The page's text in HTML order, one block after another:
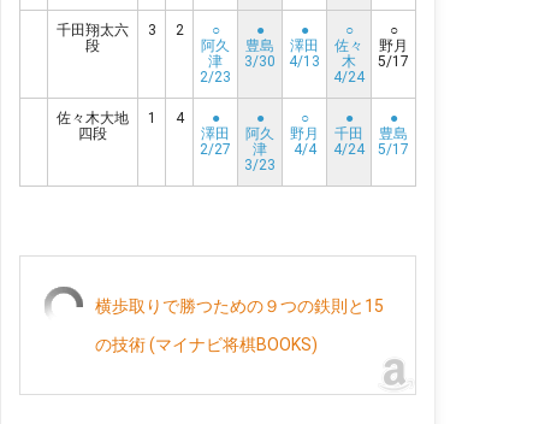
千田翔太六
段
3 2
○
阿久
津
2/23
●
豊島
3/30
●
澤田
4/13
○
佐々
木
4/24
○
野月
5/17
佐々木大地
四段
1 4
●
澤田
2/27
●
阿久
津
3/23
○
野月
4/4
●
千田
4/24
●
豊島
5/17
横歩取りで勝つための９つの鉄則と15
の技術 (マイナビ将棋BOOKS)